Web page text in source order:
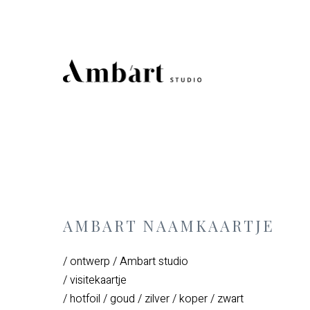
AMBART NAAMKAARTJE
/ ontwerp / Ambart studio
/ visitekaartje
/ hotfoil / goud / zilver / koper / zwart